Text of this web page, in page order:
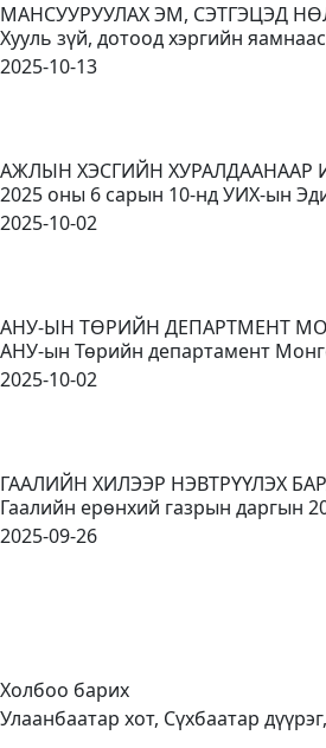
МАНСУУРУУЛАХ ЭМ, СЭТГЭЦЭД
Хууль зүй, дотоод хэргийн
2025-10-13
АЖЛЫН ХЭСГИЙН
2025 оны 6 сарын 10-нд УИХ-ын
2025-10-02
АНУ-ЫН ТӨРИЙН ДЕПАРТМЕНТ
АНУ-ын Төрийн департамент
2025-10-02
ГААЛИЙН ХИЛЭЭР НЭВТРҮҮЛЭХ
Гаалийн ерөнхий газрын даргын
2025-09-26
Холбоо барих
Улаанбаатар хот, Сүхбаатар